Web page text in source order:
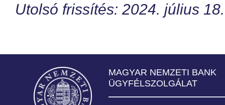
Utolsó frissítés: 2024. július 18.
MAGYAR NEMZETI BANK
ÜGYFÉLSZOLGÁLAT